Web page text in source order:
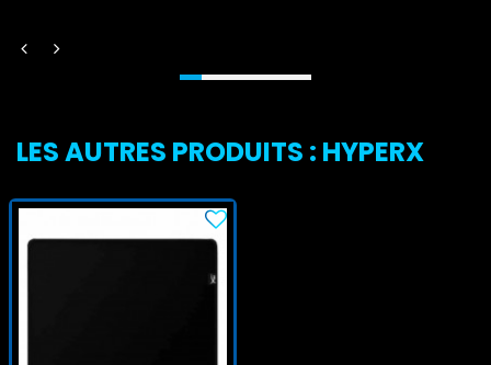
LES AUTRES PRODUITS : HYPERX